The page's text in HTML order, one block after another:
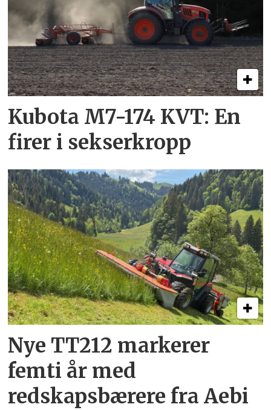
Kubota M7-174 KVT: En
firer i sekserkropp
Nye TT212 markerer
femti år­ med
redskapsbærere fra Aebi